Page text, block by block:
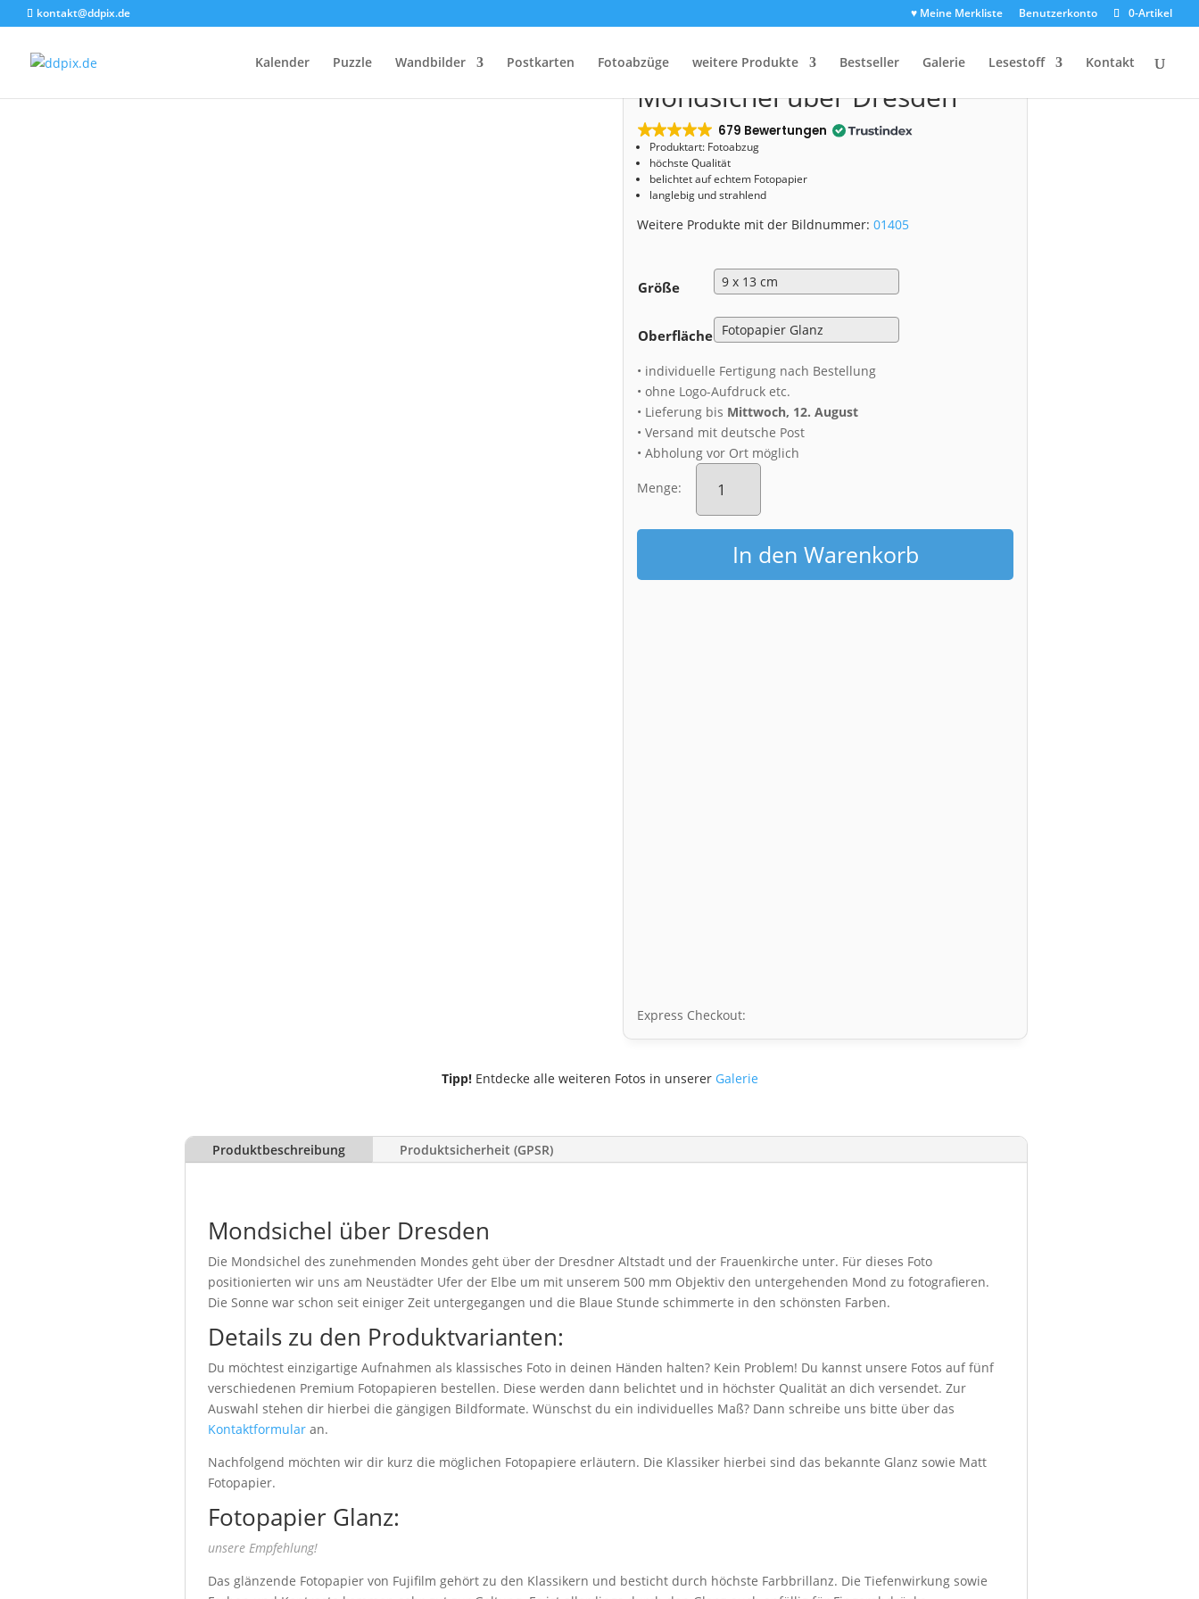
kontakt@ddpix.de ♥ Meine Merkliste Benutzerkonto 0-Artikel
Kalender Puzzle Wandbilder Postkarten Fotoabzüge weitere Produkte Bestseller Galerie Lesestoff Kontakt
Start/Shop/Fotoabzug/ Fotoabzug (01405) Mondsichel über Dresden
Fotoabzug (01405)
Mondsichel über Dresden
679 Bewertungen
Produktart: Fotoabzug
höchste Qualität
belichtet auf echtem Fotopapier
langlebig und strahlend
Weitere Produkte mit der Bildnummer:01405
Größe
Oberfläche
• individuelle Fertigung nach Bestellung
• ohne Logo-Aufdruck etc.
• Lieferung bis Mittwoch, 12. August
• Versand mit deutsche Post
• Abholung vor Ort möglich
Menge:
Fotoabzug
(01405)
über
Dresden
MengeIn den Warenkorb
Express Checkout:
Tipp!Entdecke alle weiteren Fotos in unserer Galerie
Produktbeschreibung Produktsicherheit (GPSR)
Mondsichel über Dresden
Die Mondsichel des zunehmenden Mondes geht über der Dresdner Altstadt und der Frauenkirche unter. Für dieses Foto
positionierten wir uns am Neustädter Ufer der Elbe um mit unserem 500 mm Objektiv den untergehenden Mond zu fotografieren.
Die Sonne war schon seit einiger Zeit untergegangen und die Blaue Stunde schimmerte in den schönsten Farben.
Details zu den Produktvarianten:
Du möchtest einzigartige Aufnahmen als klassisches Foto in deinen Händen halten? Kein Problem! Du kannst unsere Fotos auf fünf
verschiedenen Premium Fotopapieren bestellen. Diese werden dann belichtet und in höchster Qualität an dich versendet. Zur
Auswahl stehen dir hierbei die gängigen Bildformate. Wünschst du ein individuelles Maß? Dann schreibe uns bitte über das
Kontaktformular an.
Nachfolgend möchten wir dir kurz die möglichen Fotopapiere erläutern. Die Klassiker hierbei sind das bekannte Glanz sowie Matt
Fotopapier.
Fotopapier Glanz:
unsere Empfehlung!
Das glänzende Fotopapier von Fujifilm gehört zu den Klassikern und besticht durch höchste Farbbrillanz. Die Tiefenwirkung sowie